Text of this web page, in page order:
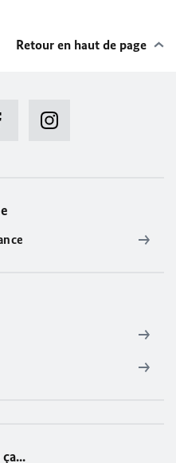
Retour en haut de page